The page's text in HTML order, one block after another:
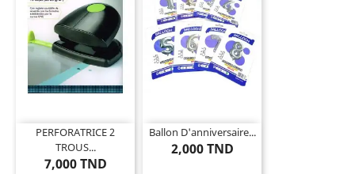
PERFORATRICE 2
TROUS...
7,000 TND
Ballon D'anniversaire...
2,000 TND